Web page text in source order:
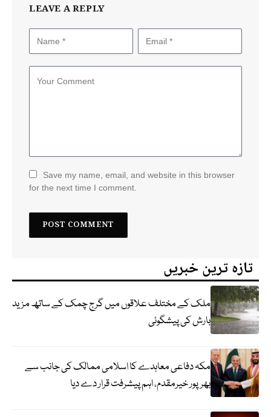
LEAVE A REPLY
Save my name, email, and website in this browser
for the next time I comment.
تازہ ترین خبریں
ملک کے مختلف علاقوں میں گرج چمک کے ساتھ مزید
بارش کی پیشگوئی
مکہ دفاعی معاہدے کا اسلامی ممالک کی جانب سے
بھرپور خیرمقدم، اہم پیشرفت قرار دے دیا